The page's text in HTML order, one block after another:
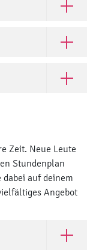
Open
Open
Open
Zeit. Neue Leute
Stundenplan
auf deinem
Angebot
Open